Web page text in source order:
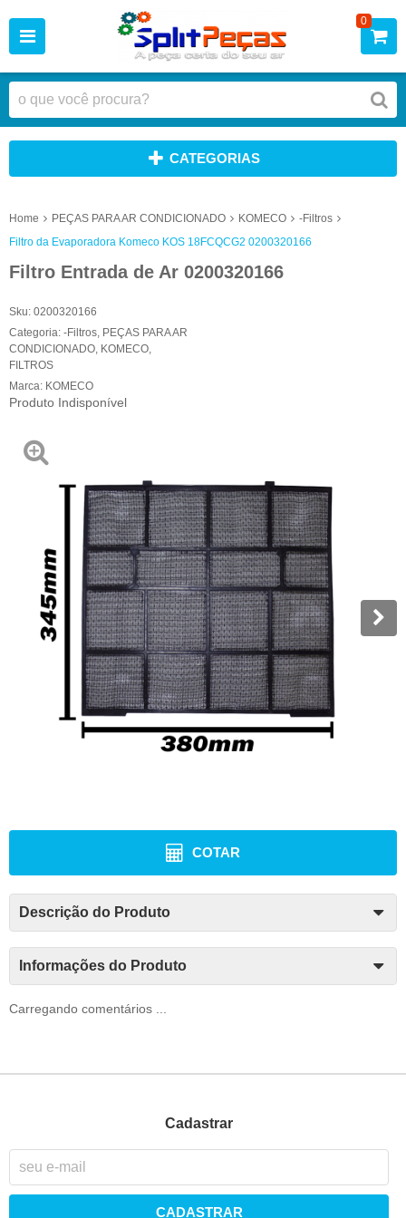
0
CATEGORIAS
Home PEÇAS PARA AR CONDICIONADO KOMECO
-Filtros
Filtro da Evaporadora Komeco KOS 18FCQCG2 0200320166
Filtro Entrada de Ar 0200320166
Sku: 0200320166
Categoria: -Filtros PEÇAS PARA AR
CONDICIONADO KOMECO
FILTROS
Marca: KOMECO
Produto Indisponível
COTAR
Descrição do Produto
Informações do Produto
Carregando comentários ...
Cadastrar
CADASTRAR